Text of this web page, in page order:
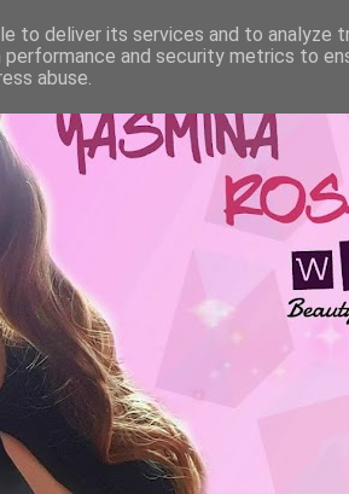
to deliver its services and to analyze
and security metrics to
abuse.